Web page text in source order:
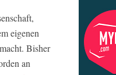
eigenen
Bisher
an